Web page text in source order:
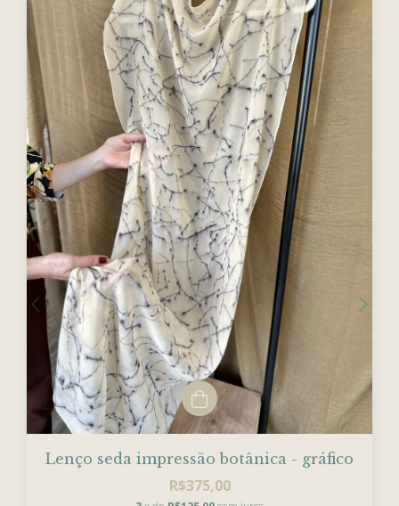
Lenço seda impressão botânica - gráfico
R$375,00